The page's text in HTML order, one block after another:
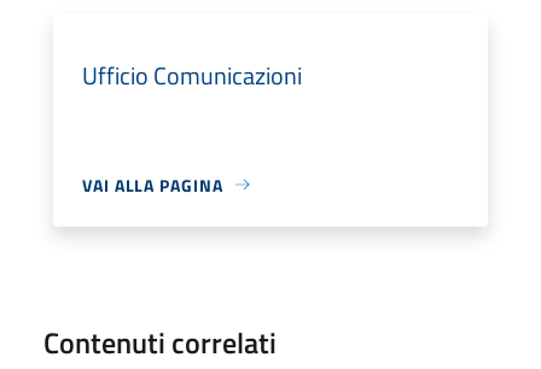
Ufficio Comunicazioni
VAI ALLA PAGINA
Contenuti correlati